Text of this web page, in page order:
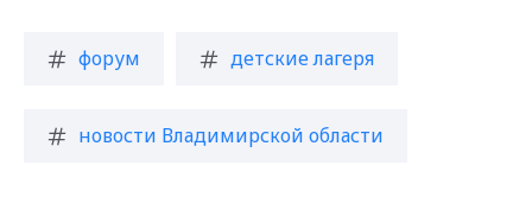
форум детские лагеря
новости Владимирской области